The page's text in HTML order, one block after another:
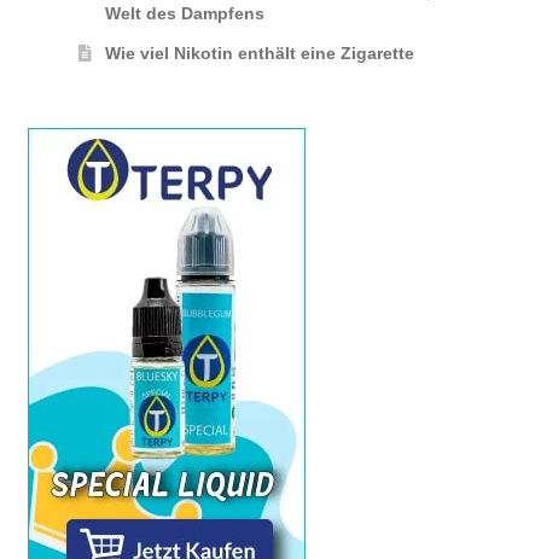
Welt des Dampfens
Wie viel Nikotin enthält eine Zigarette